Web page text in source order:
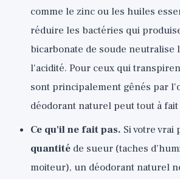
comme le zinc ou les huiles
réduire les bactéries qui
bicarbonate de soude neutralise
l'acidité. Pour ceux qui
sont principalement gênés par
déodorant naturel peut tout à
Ce qu'il ne fait pas. Si votre vrai
quantité de sueur (taches
moiteur), un déodorant naturel